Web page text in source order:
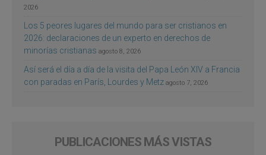
2026
Los 5 peores lugares del mundo para ser cristianos en
2026: declaraciones de un experto en derechos de
minorías cristianas agosto 8, 2026
Así será el día a día de la visita del Papa León XIV a Francia
con paradas en París, Lourdes y Metz agosto 7, 2026
PUBLICACIONES MÁS VISTAS